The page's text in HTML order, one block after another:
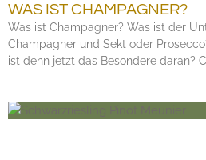
WAS IST CHAMPAGNER?
Was ist Champagner? Was ist der
Champagner und Sekt oder
ist denn jetzt das Besondere daran?